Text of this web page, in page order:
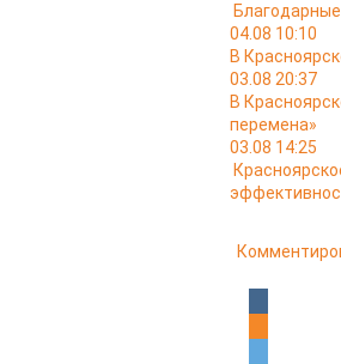
04.08 10:10
В
03.08 20:37
В
перемена»
03.08 14:25